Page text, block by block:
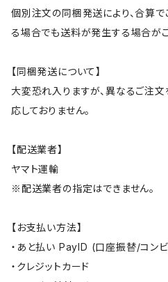
個別注文の同梱発送により、合算
る場合でも送料が発生する場合がご
【同梱発送について】
大変恐れ入りますが、異なるご注
応しておりません。
【配送業者】
ヤマト運輸
※配送業者の指定はできません。
【お支払い方法】
・あと払い PayID (口座振替/コン
・クレジットカード